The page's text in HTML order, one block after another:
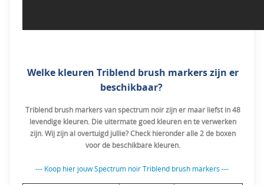
Welke kleuren Triblend brush markers zijn er
beschikbaar?
Triblend brush markers van spectrum noir zijn er maar liefst in 48
levendige kleuren. Die uitermate goed kleuren en te verwerken
zijn. Wij zijn al overtuigd jullie? Check hieronder alle 2 de boxen
voor de beschikbare kleuren.
--- Koop hier jouw Spectrum noir Triblend brush markers ---